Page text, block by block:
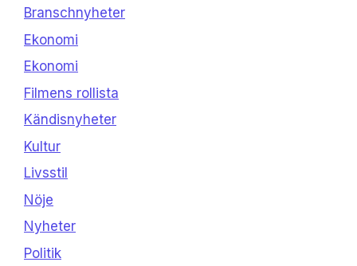
Branschnyheter
Ekonomi
Ekonomi
Filmens rollista
Kändisnyheter
Kultur
Livsstil
Nöje
Nyheter
Politik